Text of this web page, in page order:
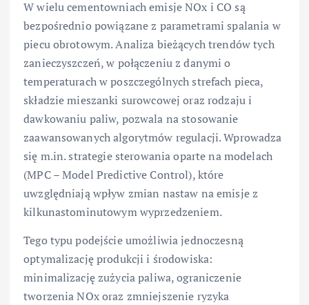
W wielu cementowniach emisje NOx i CO są
bezpośrednio powiązane z parametrami spalania w
piecu obrotowym. Analiza bieżących trendów tych
zanieczyszczeń, w połączeniu z danymi o
temperaturach w poszczególnych strefach pieca,
składzie mieszanki surowcowej oraz rodzaju i
dawkowaniu paliw, pozwala na stosowanie
zaawansowanych algorytmów regulacji. Wprowadza
się m.in. strategie sterowania oparte na modelach
(MPC – Model Predictive Control), które
uwzględniają wpływ zmian nastaw na emisje z
kilkunastominutowym wyprzedzeniem.
Tego typu podejście umożliwia jednoczesną
optymalizację produkcji i środowiska:
minimalizację zużycia paliwa, ograniczenie
tworzenia NOx oraz zmniejszenie ryzyka